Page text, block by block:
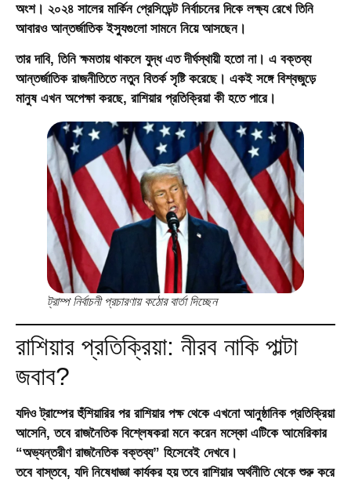
অংশ। ২০২৪ সালের মার্কিন প্রেসিডেন্ট নির্বাচনের দিকে লক্ষ্য রেখে তিনি
আবারও আন্তর্জাতিক ইস্যুগুলো সামনে নিয়ে আসছেন।
তার দাবি, তিনি ক্ষমতায় থাকলে যুদ্ধ এত দীর্ঘস্থায়ী হতো না। এ বক্তব্য
আন্তর্জাতিক রাজনীতিতে নতুন বিতর্ক সৃষ্টি করেছে। একই সঙ্গে বিশ্বজুড়ে
মানুষ এখন অপেক্ষা করছে, রাশিয়ার প্রতিক্রিয়া কী হতে পারে।
ট্রাম্প নির্বাচনী প্রচারণায় কঠোর বার্তা দিচ্ছেন
রাশিয়ার প্রতিক্রিয়া: নীরব নাকি পাল্টা
জবাব?
যদিও ট্রাম্পের হুঁশিয়ারির পর রাশিয়ার পক্ষ থেকে এখনো আনুষ্ঠানিক প্রতিক্রিয়া
আসেনি, তবে রাজনৈতিক বিশ্লেষকরা মনে করেন মস্কো এটিকে আমেরিকার
“অভ্যন্তরীণ রাজনৈতিক বক্তব্য” হিসেবেই দেখবে।
তবে বাস্তবে, যদি নিষেধাজ্ঞা কার্যকর হয় তবে রাশিয়ার অর্থনীতি থেকে শুরু করে